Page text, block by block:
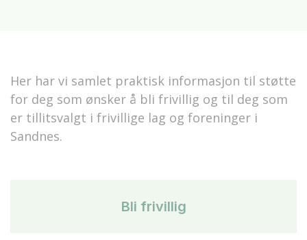
Her har vi samlet praktisk informasjon til støtte
for deg som ønsker å bli frivillig og til deg som
er tillitsvalgt i frivillige lag og foreninger i
Sandnes.
Bli frivillig